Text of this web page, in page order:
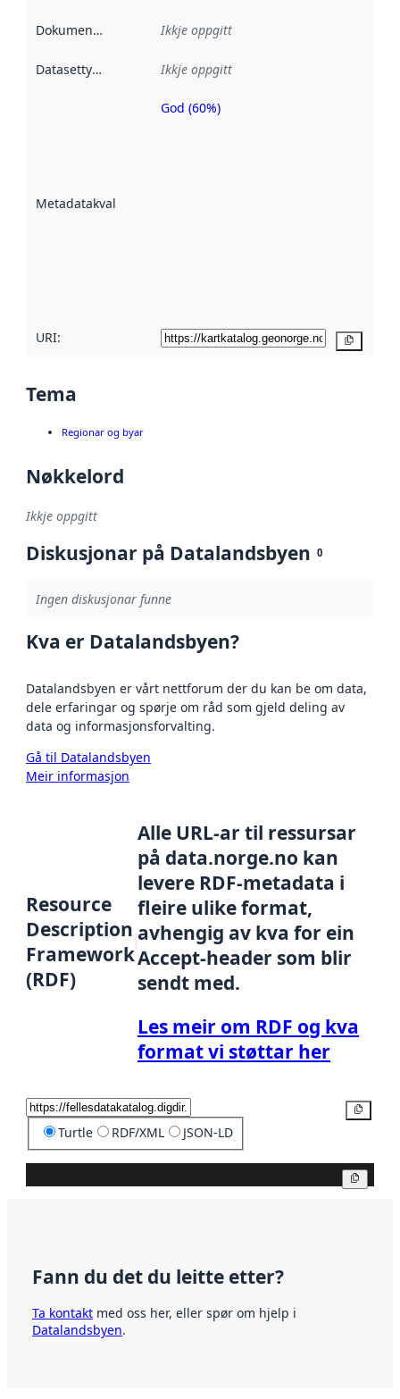
Dokumentasjon Ikkje oppgitt
Datasettype Ikkje oppgitt
Metadatakvalitet
Metadatakvalitet
God (60%)
URI:
Tema
Regionar og byar
Nøkkelord
Ikkje oppgitt
Diskusjonar på Datalandsbyen 0
Ingen diskusjonar funne
Kva er Datalandsbyen?
Datalandsbyen er vårt nettforum der du kan be om data,
dele erfaringar og spørje om råd som gjeld deling av
data og informasjonsforvalting.
Gå til Datalandsbyen
Meir informasjon
Resource
Description
Framework
(RDF)
Alle URL-ar til ressursar
på data.norge.no kan
levere RDF-metadata i
fleire ulike format,
avhengig av kva for ein
Accept-header som blir
sendt med.
Les meir om RDF og kva
format vi støttar her
Turtle RDF/XML JSON-LD
Fann du det du leitte etter?
Ta kontakt med oss her, eller spør om hjelp i
Datalandsbyen.